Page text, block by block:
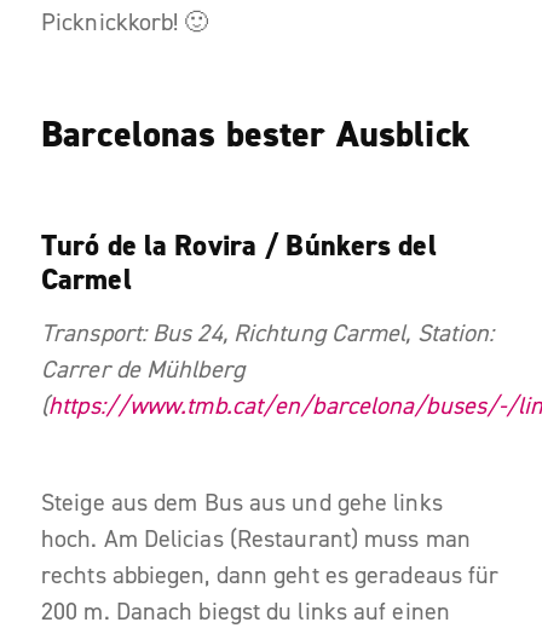
Picknickkorb! 🙂
Barcelonas bester Ausblick
Turó de la Rovira / Búnkers del
Carmel
Transport: Bus 24, Richtung Carmel, Station:
Carrer de Mühlberg
(https://www.tmb.cat/en/barcelona/buses/-/
Steige aus dem Bus aus und gehe links
hoch. Am Delicias (Restaurant) muss man
rechts abbiegen, dann geht es geradeaus für
200 m. Danach biegst du links auf einen